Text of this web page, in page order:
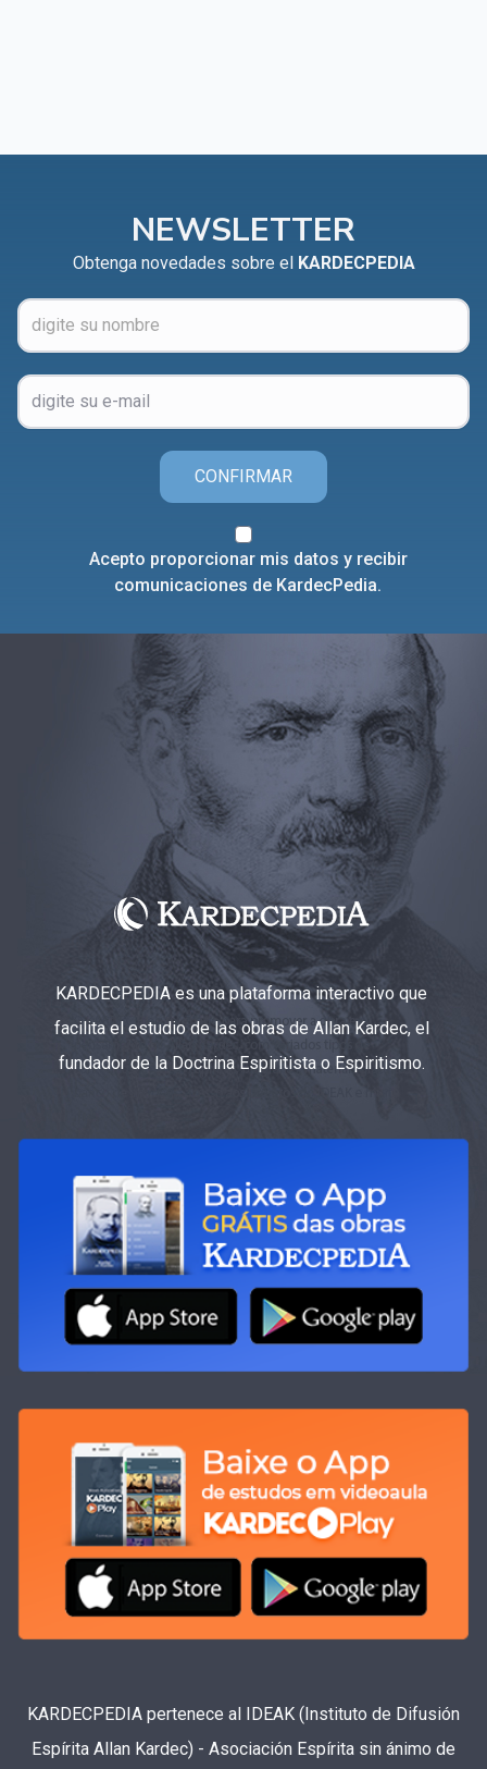
NEWSLETTER
Obtenga novedades sobre el KARDECPEDIA
CONFIRMAR
Acepto proporcionar mis datos y recibir
comunicaciones de KardecPedia.
KARDECPEDIA es una plataforma interactivo que
facilita el estudio de las obras de Allan Kardec, el
fundador de la Doctrina Espiritista o Espiritismo.
KARDECPEDIA pertenece al IDEAK (Instituto de Difusión
Espírita Allan Kardec) - Asociación Espírita sin ánimo de